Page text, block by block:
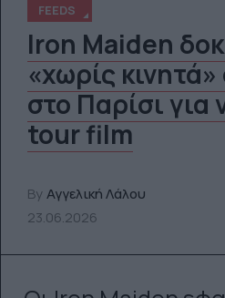
FEEDS
Iron Maiden
«χωρίς
στο Παρίσι για
tour film
By Αγγελική Λάλου
23.06.2026